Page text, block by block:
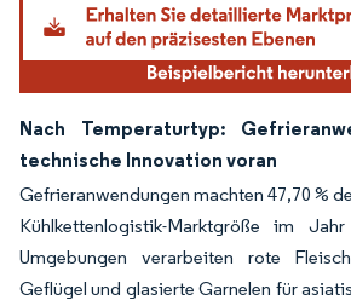
Nach Temperaturtyp:
technische Innovation voran
Gefrieranwendungen machten 47,70 %
Kühlkettenlogistik-Marktgröße im
Umgebungen verarbeiten rote
Geflügel und glasierte Garnelen für